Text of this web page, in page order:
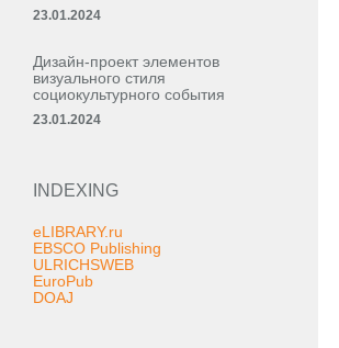
23.01.2024
Дизайн-проект элементов
визуального стиля
социокультурного события
23.01.2024
INDEXING
eLIBRARY.ru
EBSCO Publishing
ULRICHSWEB
EuroPub
DOAJ